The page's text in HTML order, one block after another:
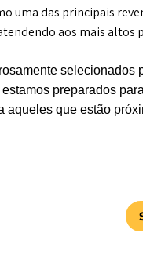
uma das principais
aos mais altos
preparados
aqueles que estão